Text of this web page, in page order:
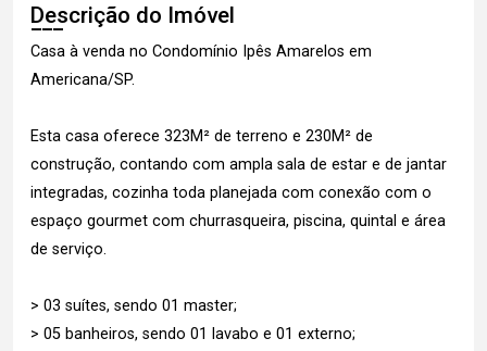
Descrição do Imóvel
Casa à venda no Condomínio Ipês Amarelos em
Americana/SP.
Esta casa oferece 323M² de terreno e 230M² de
construção, contando com ampla sala de estar e de jantar
integradas, cozinha toda planejada com conexão com o
espaço gourmet com churrasqueira, piscina, quintal e área
de serviço.
> 03 suítes, sendo 01 master;
> 05 banheiros, sendo 01 lavabo e 01 externo;